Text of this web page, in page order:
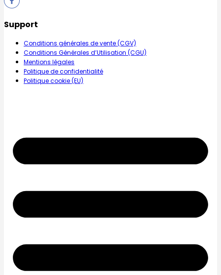
Support
Conditions générales de vente (CGV)
Conditions Générales d’Utilisation (CGU)
Mentions légales
Politique de confidentialité
Politique cookie (EU)